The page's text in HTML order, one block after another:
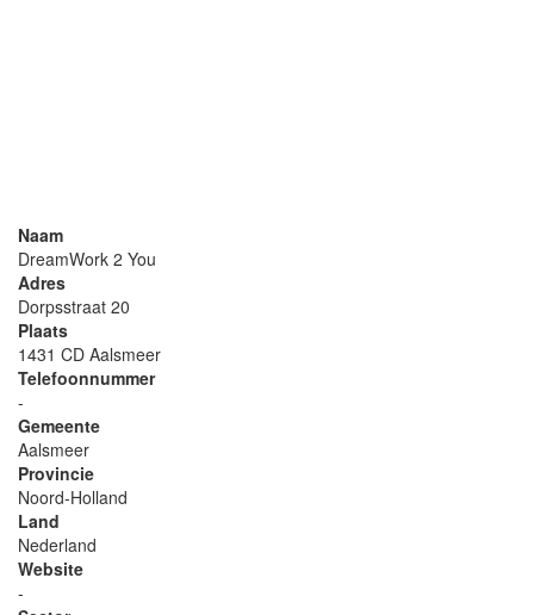
Naam
DreamWork 2 You
Adres
Dorpsstraat 20
Plaats
1431 CD Aalsmeer
Telefoonnummer
-
Gemeente
Aalsmeer
Provincie
Noord-Holland
Land
Nederland
Website
-